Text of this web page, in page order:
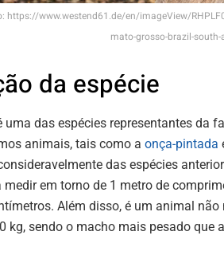
https://www.westend61.de/en/imageView/
mato-grosso-brazil-
da espécie
uma das espécies representantes da
animais, tais como a onça-pintada
das espécies
medir em torno de 1 metro de
Além disso, é um animal
kg, sendo o macho mais pesado que